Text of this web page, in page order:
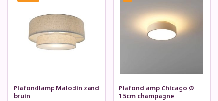
Plafondlamp Malodin zand
bruin
Plafondlamp Chicago Ø
15cm champagne